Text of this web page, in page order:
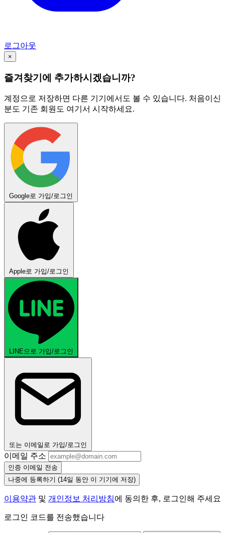
로그아웃
×
즐겨찾기에 추가하시겠습니까?
계정으로 저장하면 다른 기기에서도 볼 수 있습니다. 처음이신
분도 기존 회원도 여기서 시작하세요.
Google로 가입/로그인
Apple로 가입/로그인
LINE으로 가입/로그인
또는 이메일로 가입/로그인
이메일 주소
인증 이메일 전송
나중에 등록하기 (14일 동안 이 기기에 저장)
이용약관 및 개인정보 처리방침에 동의한 후, 로그인해 주세요
로그인 코드를 전송했습니다